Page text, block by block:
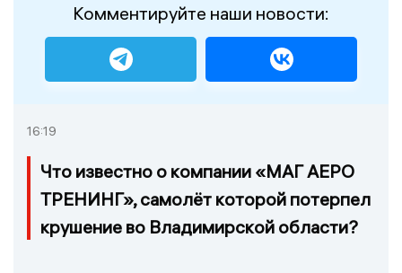
Комментируйте наши новости:
16:19
Что известно о компании «МАГ АЕРО
ТРЕНИНГ», самолёт которой потерпел
крушение во Владимирской области?